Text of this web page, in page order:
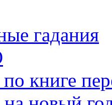
гадания
книге